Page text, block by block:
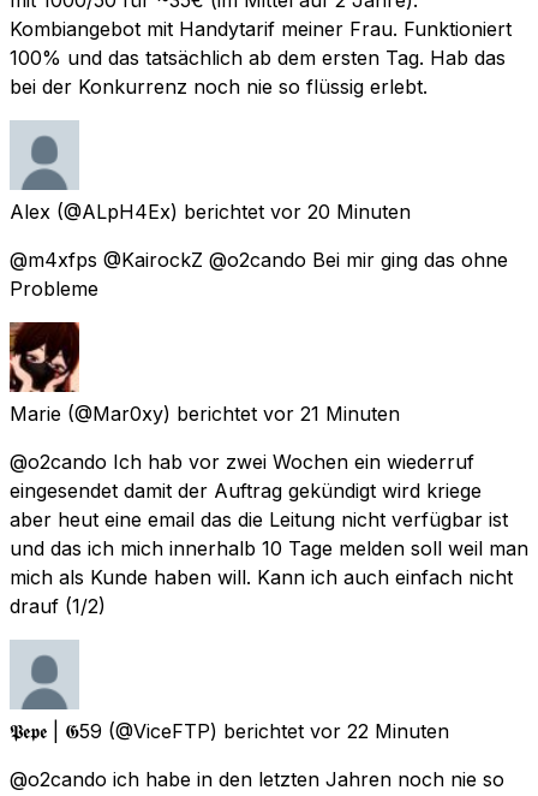
Kombiangebot mit Handytarif meiner Frau. Funktioniert
100% und das tatsächlich ab dem ersten Tag. Hab das
bei der Konkurrenz noch nie so flüssig erlebt.
Alex (@ALpH4Ex) berichtet vor 20 Minuten
@m4xfps @KairockZ @o2cando Bei mir ging das ohne
Probleme
Marie (@Mar0xy) berichtet vor 21 Minuten
@o2cando Ich hab vor zwei Wochen ein wiederruf
eingesendet damit der Auftrag gekündigt wird kriege
aber heut eine email das die Leitung nicht verfügbar ist
und das ich mich innerhalb 10 Tage melden soll weil man
mich als Kunde haben will. Kann ich auch einfach nicht
drauf (1/2)
𝕻𝖊𝖕𝖊 | 𝕲59 (@ViceFTP) berichtet vor 22 Minuten
@o2cando ich habe in den letzten Jahren noch nie so